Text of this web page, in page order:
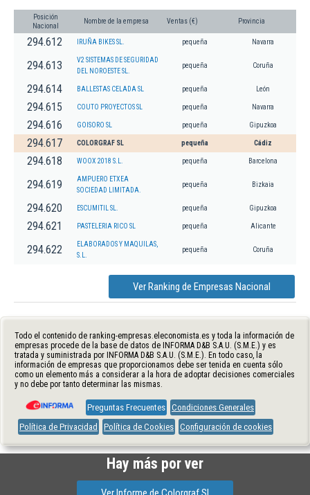
Posición
Nacional
Nombre de la empresa Ventas (€) Provincia
294.612 IRUÑA BIKES SL. pequeña Navarra
294.613
V2 SISTEMAS DE SEGURIDAD
DEL NOROESTE SL.
pequeña Coruña
294.614 BALLESTAS CELADA SL pequeña León
294.615 COUTO PROYECTOS SL pequeña Navarra
294.616 GOISORO SL pequeña Gipuzkoa
294.617 COLORGRAF SL pequeña Cádiz
294.618 WOOX 2018 S.L. pequeña Barcelona
294.619
AMPUERO ETXEA
SOCIEDAD LIMITADA.
pequeña Bizkaia
294.620 ESCUMITIL SL. pequeña Gipuzkoa
294.621 PASTELERIA RICO SL pequeña Alicante
294.622
ELABORADOS Y MAQUILAS,
S.L.
pequeña Coruña
Ver Ranking de Empresas Nacional
Todo el contenido de ranking-empresas.eleconomista.es y toda la información de
empresas procede de la base de datos de INFORMA D&B S.A.U. (S.M.E.) y es
tratada y suministrada por INFORMA D&B S.A.U. (S.M.E.). En todo caso, la
información de empresas que proporcionamos debe ser tenida en cuenta sólo
como un elemento más a considerar a la hora de adoptar decisiones comerciales
y no debe por tanto determinar las mismas.
Preguntas Frecuentes Condiciones Generales
Política de Privacidad
Política de Cookies Configuración de cookies
Hay más por ver